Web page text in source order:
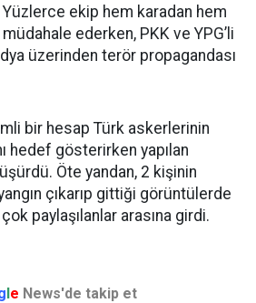
Yüzlerce ekip hem karadan hem
ederken, PKK ve YPG’li
üzerinden terör propagandası
bir hesap Türk askerlerinin
hedef gösterirken yapılan
Öte yandan, 2 kişinin
çıkarıp gittiği görüntülerde
paylaşılanlar arasına girdi.
le News'de takip et